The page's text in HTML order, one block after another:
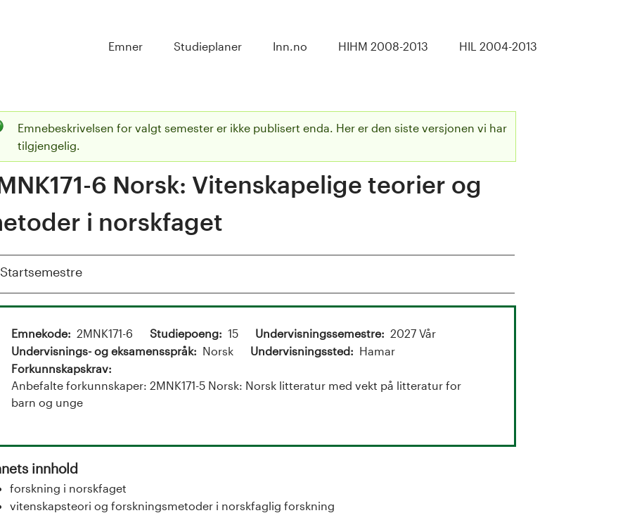
Emner Studieplaner Inn.no HIHM 2008-2013 HIL 2004-2013
S
t
a
t
u
s
m
e
l
i
n
Emnebeskrivelsen for valgt semester er ikke publisert enda. Her er den siste versjonen vi har
tilgjengelig.
6 Norsk: Vitenskapelige teorier og
i norskfaget
Vis
Startsemestre
Emnekode 2MNK171-6 Studiepoeng 15 Undervisningssemestre
2027 Vår
Undervisnings- og eksamensspråk
Norsk Undervisningssted
Hamar
Forkunnskapskrav
Anbefalte forkunnskaper: 2MNK171-5 Norsk: Norsk litteratur med vekt på litteratur for
barn og unge
innhold
forskning i norskfaget
vitenskapsteori og forskningsmetoder i norskfaglig forskning